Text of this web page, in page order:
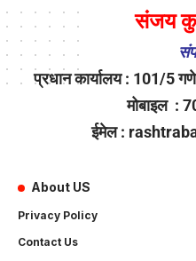
संजय
प्रधान कार्यालय : 101/5
मोबाइल :
ईमेल :
About US
Privacy Policy
Contact Us